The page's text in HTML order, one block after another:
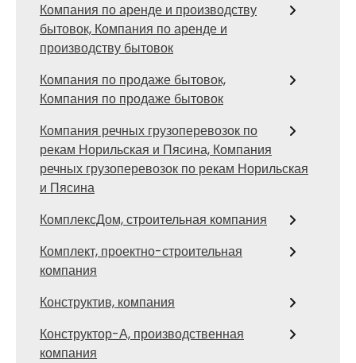
Компания по аренде и производству
бытовок, Компания по аренде и
производству бытовок
Компания по продаже бытовок,
Компания по продаже бытовок
Компания речных грузоперевозок по
рекам Норильская и Пясина, Компания
речных грузоперевозок по рекам Норильская
и Пясина
КомплексДом, строительная компания
Комплект, проектно-строительная
компания
Конструктив, компания
Конструктор-А, производственная
компания